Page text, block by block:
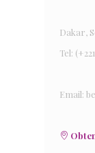
Dakar,
Tel:
Email: